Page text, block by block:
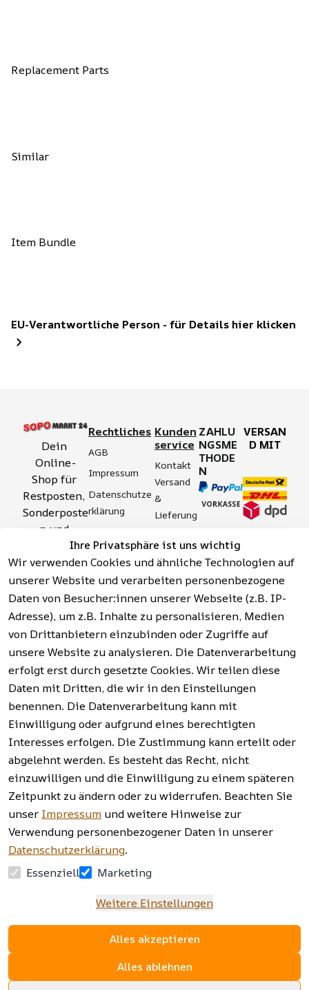
Replacement Parts
Similar
Item Bundle
EU-Verantwortliche Person - für Details hier klicken
Ihre Privatsphäre ist uns wichtig
Wir verwenden Cookies und ähnliche Technologien auf
unserer Website und verarbeiten personenbezogene
Daten von Besucher:innen unserer Webseite (z.B. IP-
Adresse), um z.B. Inhalte zu personalisieren, Medien
von Drittanbietern einzubinden oder Zugriffe auf
unsere Website zu analysieren. Die Datenverarbeitung
erfolgt erst durch gesetzte Cookies. Wir teilen diese
Daten mit Dritten, die wir in den Einstellungen
benennen. Die Datenverarbeitung kann mit
Einwilligung oder aufgrund eines berechtigten
Interesses erfolgen. Die Zustimmung kann erteilt oder
abgelehnt werden. Es besteht das Recht, nicht
einzuwilligen und die Einwilligung zu einem späteren
Zeitpunkt zu ändern oder zu widerrufen. Beachten Sie
unser Impressum und weitere Hinweise zur
Verwendung personenbezogener Daten in unserer
Datenschutzerklärung.
Essenziell
Marketing
Weitere Einstellungen
Alles akzeptieren
Alles ablehnen
Dein
Online-
Shop für
Restposten,
Sonderposte
n und
Aktionsartik
el rund um
Werkzeuge,
Garten,
Haushalt
und mehr.
Vertrag
widerrufen
Rechtliches
AGB
Impressum
Datenschutze
rklärung
tserklärung
Widerrufsrech
t
Hinweise zur
Batterieentso
rgung
Kunden
service
Kontakt
Versand
&
Lieferung
&
Sicherhei
t
Häufige
Fragen
(FAQ)
ZAHLU
NGSME
THODE
N
VERSAN
D MIT
Facebook |
Instagram |
Newsletter
AGB | Impressum |
Datenschutzerklärung |
Barrierefreiheitserklärung |
Widerrufsrecht